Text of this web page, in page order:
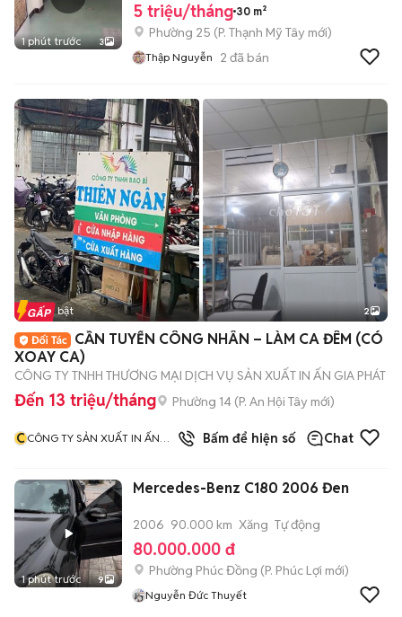
1 phút trước 3
5 triệu/tháng 30 m²
Phường 25 (P. Thạnh Mỹ Tây mới)
Thập Nguyễn 2 đã bán
Tin nổi bật 2
CẦN TUYỂN CÔNG NHÂN – LÀM CA ĐÊM (CÓ
XOAY CA)
CÔNG TY TNHH THƯƠNG MẠI DỊCH VỤ SẢN XUẤT IN ẤN GIA PHÁT
Đến 13 triệu/tháng Phường 14 (P. An Hội Tây mới)
CCÔNG TY SẢN XUẤT IN ẤN
Bấm để hiện số Chat
1 phút trước 9
Mercedes-Benz C180 2006 Đen
2006 90.000 km Xăng Tự động
80.000.000 đ
Phường Phúc Đồng (P. Phúc Lợi mới)
Nguyễn Đức Thuyết